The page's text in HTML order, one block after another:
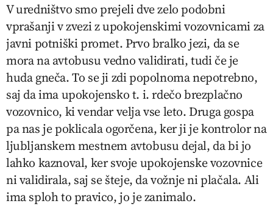
V uredništvo smo prejeli dve zelo podobni
vprašanji v zvezi z upokojenskimi vozovnicami za
javni potniški promet. Prvo bralko jezi, da se
mora na avtobusu vedno validirati, tudi če je
huda gneča. To se ji zdi popolnoma nepotrebno,
saj da ima upokojensko t. i.rdečobrezplačno
vozovnico, ki vendar velja vse leto. Druga gospa
pa nas je poklicala ogorčena, ker ji je kontrolor na
ljubljanskem mestnem avtobusu dejal, da bi jo
lahko kaznoval, ker svoje upokojenske vozovnice
ni validirala, saj se šteje, da vožnje ni plačala. Ali
ima sploh to pravico, jo je zanimalo.